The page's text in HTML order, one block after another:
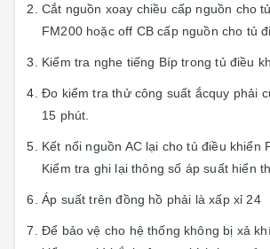
Cắt nguồn xoay chiều cấp nguồn cho
FM200 hoặc off CB cấp nguồn cho tủ
Kiểm tra nghe tiếng Bíp trong tủ điều
Đo kiểm tra thử công suất ắcquy phải
15 phút.
Kết nối nguồn AC lại cho tủ điều khiển
Kiểm tra ghi lại thông số áp suất hiển
Áp suất trên đồng hồ phải là xấp xỉ 24
Để bảo vệ cho hệ thống không bị xả